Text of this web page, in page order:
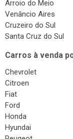
Arroio do Meio
Venâncio Aires
Cruzeiro do Sul
Santa Cruz do Sul
Carros à venda
Chevrolet
Citroen
Fiat
Ford
Honda
Hyundai